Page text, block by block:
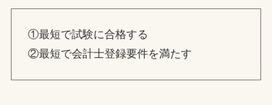
①最短で試験に合格する
②最短で会計士登録要件を満たす